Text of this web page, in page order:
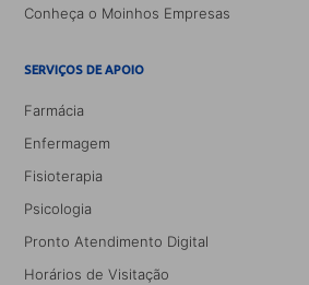
Conheça o Moinhos Empresas
SERVIÇOS DE APOIO
Farmácia
Enfermagem
Fisioterapia
Psicologia
Pronto Atendimento Digital
Horários de Visitação